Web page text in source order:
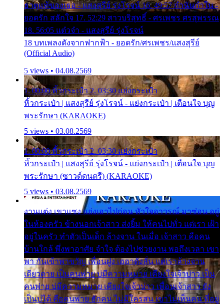
ธาตุแท้ของเธอ - แสงสุรีย์ รุ่งโรจน์ 16. 49:57 กำนันกำใน -
ยอดรัก สลักใจ 17. 52:29 สาวบริสุทธิ์ - ศรเพชร ศรสุพรรณ
18. 56:05 แต๋วจ๋า - แสงสุรีย์ รุ่งโรจน์
18 บทเพลงดังจากฟากฟ้า - ยอดรัก/ศรเพชร/แสงสุรีย์
(Official Audio)
5 views • 04.08.2569
1. 00:00 หิ้วกระเป๋า 2. 03:30 แย่งกระเป๋า
หิ้วกระเป๋า | แสงสุรีย์ รุ่งโรจน์ - แย่งกระเป๋า | เตือนใจ บุญ
พระรักษา (KARAOKE)
5 views • 03.08.2569
1. 00:00 หิ้วกระเป๋า 2. 03:30 แย่งกระเป๋า
หิ้วกระเป๋า | แสงสุรีย์ รุ่งโรจน์ - แย่งกระเป๋า | เตือนใจ บุญ
พระรักษา (ซาวด์ดนตรี) (KARAOKE)
5 views • 03.08.2569
งานแต่ง เขาแซง แย่งเอาไปก่อน หัวใจอาวรณ์ มาซ่อน อยู่
ในห้องครัว ข้างนอกเจ้าสาว ส่งยิ้ม ให้คนไปทั่ว แต่เรา เฝ้า
อยู่ในครัว ทำตัวเป็นเด็ก ล้างจาน ในเมื่อ เจ้าสาว คือคน
บ้านใกล้ พึ่งพาอาศัย จำใจ ต้องไปช่วยงาน พอถึงเวลา เขา
พา กันเข้าพาขวัญ เพื่อนฝูง เฮฮาดังลั่น แต่เราล้างจาน
เดียวดาย เป็นคนพ่าย บ่มีความหมาย เคียงใจเจ้าบ่าว เป็น
คนพ่าย บ่มีความหมาย เคียงใจเจ้าบ่าว เพื่อนเจ้าสาว ยัง
เป็นบ่ได้ คือคนพ่าย ฮักคน ไม่มีใครสน เขาไม่เห็นคน ที่อยู่